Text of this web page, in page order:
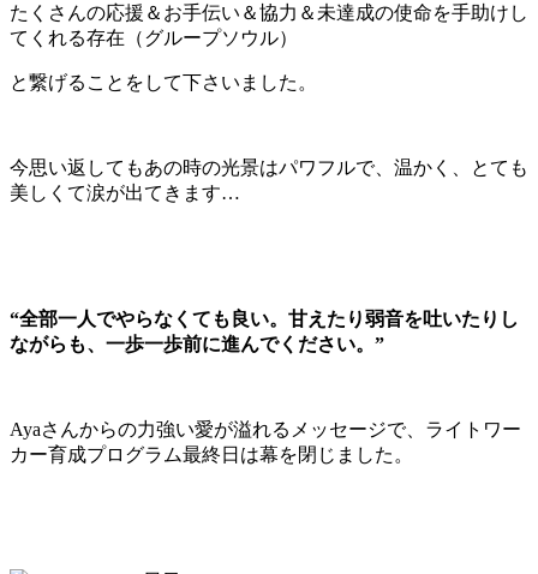
たくさんの応援＆お手伝い＆協力＆未達成の使命を手助けし
てくれる存在（グループソウル）
と繋げることをして下さいました。
今思い返してもあの時の光景はパワフルで、温かく、とても
美しくて涙が出てきます…
“全部一人でやらなくても良い。甘えたり弱音を吐いたりし
ながらも、一歩一歩前に進んでください。”
Ayaさんからの力強い愛が溢れるメッセージで、ライトワー
カー育成プログラム最終日は幕を閉じました。